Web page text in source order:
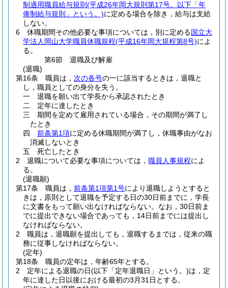
制適用職員給与規則 (平成26年岡大規則第17号。以下「年
俸制給与規則」という。)に定める場合を除き，給与は支給
しない。
6
休職期間その他必要な事項については，別に定める国立大
学法人岡山大学職員休職規程(平成16年岡大規程第8号)によ
る。
第6節
退職及び解雇
(退職)
第16条
職員は， 次の各号の一に該当するときは，退職と
し，職員としての身分を失う。
一
退職を願い出て学長から承認されたとき
二
定年に達したとき
三
期間を定めて雇用されている場合，その期間が満了し
たとき
四
前条第1項に定める休職期間が満了し，休職事由がなお
消滅しないとき
五
死亡したとき
2
退職について必要な事項については， 職員人事規程によ
る。
(退職願)
第17条
職員は， 前条第1項第1号により退職しようとすると
きは，原則として退職を予定する日の30日前までに，学長
に文書をもって願い出なければならない。 なお，30日前ま
でに提出できない場合であっても，14日前までには提出し
なければならない。
2
職員は，退職願を提出しても，退職するまでは，従来の職
務に従事しなければならない。
(定年)
第18条
職員の定年は，年齢65年とする。
2
定年による退職の日(以下「定年退職日」という。)は，定
年に達した日以後における最初の3月31日とする。